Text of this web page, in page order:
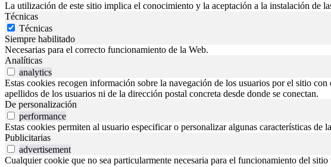
La utilización de este sitio implica el conocimiento y la aceptación a la instalación de
Técnicas
Técnicas
Siempre habilitado
Necesarias para el correcto funcionamiento de la Web.
Analíticas
analytics
Estas cookies recogen información sobre la navegación de los usuarios por el sitio
apellidos de los usuarios ni de la dirección postal concreta desde donde se conectan.
De personalización
performance
Estas cookies permiten al usuario especificar o personalizar algunas características
Publicitarias
advertisement
Cualquier cookie que no sea particularmente necesaria para el funcionamiento del